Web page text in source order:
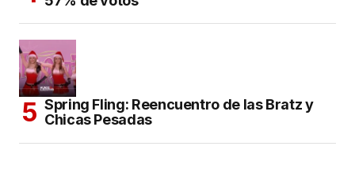
Spring Fling: Reencuentro de las Bratz y
Chicas Pesadas